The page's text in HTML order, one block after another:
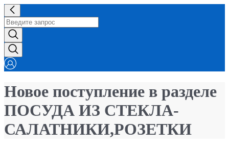
Новое поступление в разделе
ПОСУДА ИЗ СТЕКЛА-
САЛАТНИКИ,РОЗЕТКИ